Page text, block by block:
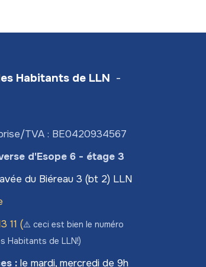
Habitants de LLN -
TVA : BE0420934567
d'Esope 6 - étage 3
du Biéreau 3 (bt 2) LLN
11 (⚠️ ceci est bien le numéro
Habitants de LLN!)
: le mardi, mercredi de 9h